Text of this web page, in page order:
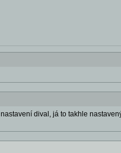
dival, já to takhle